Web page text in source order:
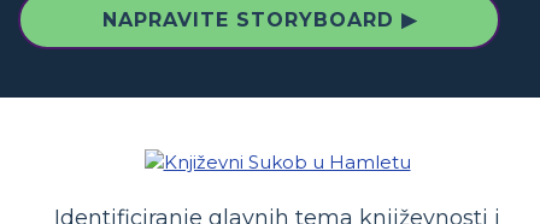
NAPRAVITE STORYBOARD ▶
Identificiranje glavnih tema književnosti i